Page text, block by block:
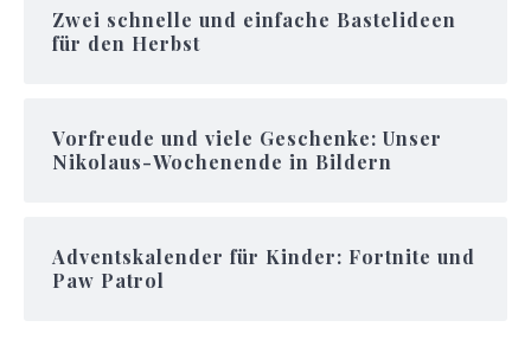
Zwei schnelle und einfache Bastelideen
für den Herbst
Vorfreude und viele Geschenke: Unser
Nikolaus-Wochenende in Bildern
Adventskalender für Kinder: Fortnite und
Paw Patrol